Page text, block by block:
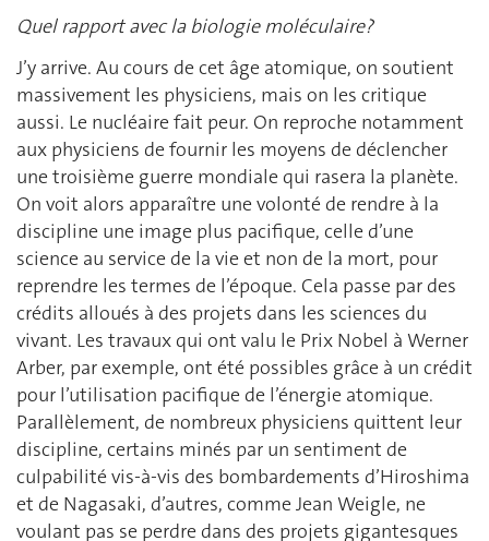
Quel rapport avec la biologie moléculaire?
J’y arrive. Au cours de cet âge atomique, on soutient
massivement les physiciens, mais on les critique
aussi. Le nucléaire fait peur. On reproche notamment
aux physiciens de fournir les moyens de déclencher
une troisième guerre mondiale qui rasera la planète.
On voit alors apparaître une volonté de rendre à la
discipline une image plus pacifique, celle d’une
science au service de la vie et non de la mort, pour
reprendre les termes de l’époque. Cela passe par des
crédits alloués à des projets dans les sciences du
vivant. Les travaux qui ont valu le Prix Nobel à Werner
Arber, par exemple, ont été possibles grâce à un crédit
pour l’utilisation pacifique de l’énergie atomique.
Parallèlement, de nombreux physiciens quittent leur
discipline, certains minés par un sentiment de
culpabilité vis-à-vis des bombardements d’Hiroshima
et de Nagasaki, d’autres, comme Jean Weigle, ne
voulant pas se perdre dans des projets gigantesques